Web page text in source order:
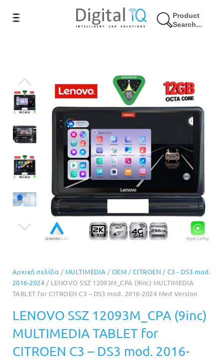
Product
Search...
7% Έκπτωση
Αρχική σελίδα / MULTIMEDIA / OEM / CITROEN / C3 - DS3 mod.
2016-2024 / LENOVO SSZ 12093M_CPA (9inc) MULTIMEDIA
TABLET for CITROEN C3 – DS3 mod. 2016-2024 Med Version
LENOVO SSZ 12093M_CPA (9inc)
MULTIMEDIA TABLET for
CITROEN C3 – DS3 mod. 2016-